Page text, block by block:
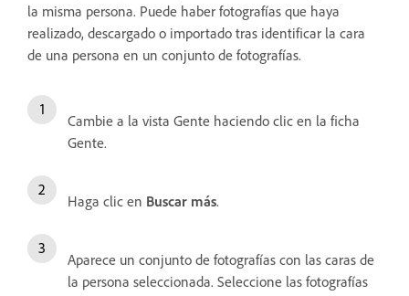
la misma persona. Puede haber fotografías que haya
realizado, descargado o importado tras identificar la cara
de una persona en un conjunto de fotografías.
Cambie a la vista Gente haciendo clic en la ficha
Gente.
Haga clic en Buscar más.
Aparece un conjunto de fotografías con las caras de
la persona seleccionada. Seleccione las fotografías